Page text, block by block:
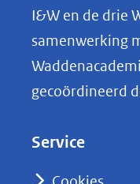
k
e
I&W en de drie
samenwerking
gecoördineerd
Service